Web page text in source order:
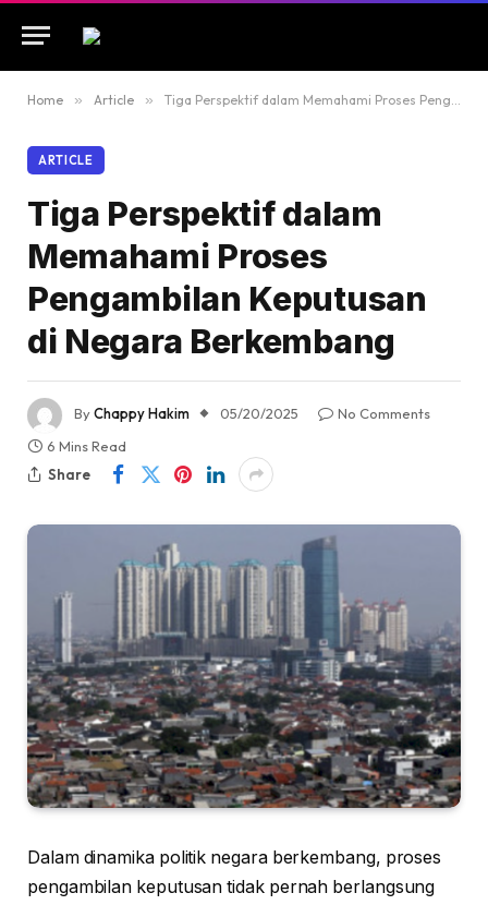
Home » Article » Tiga Perspektif dalam Memahami Proses Pengambilan Keputusan di Negara Berkembang
ARTICLE
Tiga Perspektif dalam
Memahami Proses
Pengambilan Keputusan
di Negara Berkembang
ByChappy Hakim 05/20/2025
No Comments
6 Mins Read
Share
Dalam dinamika politik negara berkembang, proses
pengambilan keputusan tidak pernah berlangsung